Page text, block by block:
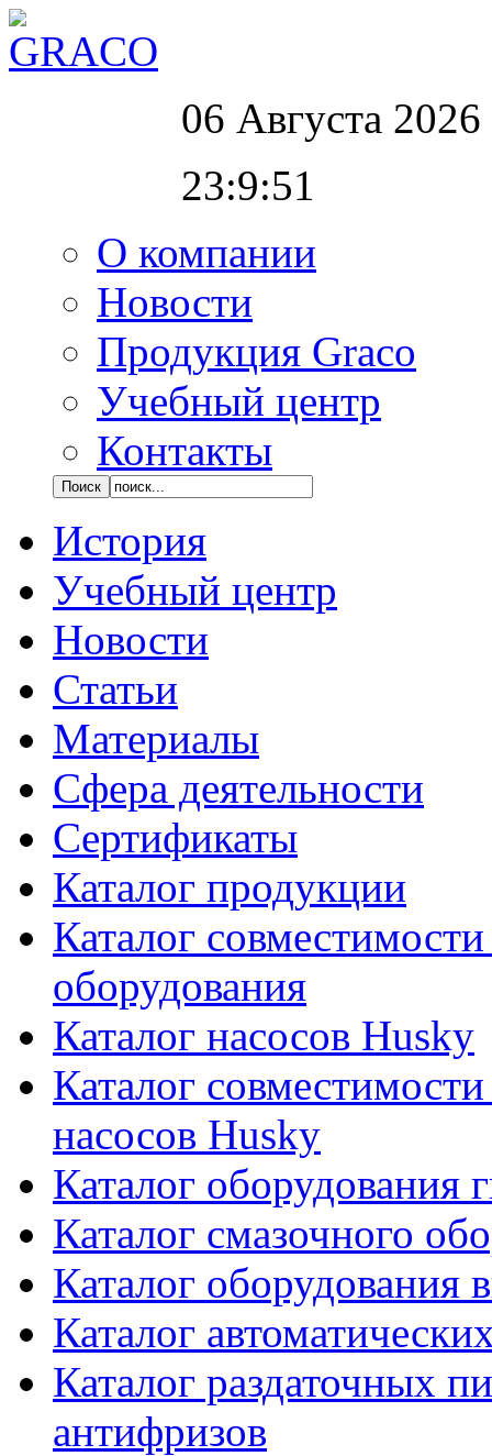
06 Августа 2026
23:9:52
О компании
Новости
Продукция Graco
Учебный центр
Контакты
История
Учебный центр
Новости
Статьи
Материалы
Сфера деятельности
Сертификаты
Каталог продукции
Каталог
оборудования
Каталог насосов Husky
Каталог
насосов Husky
Каталог оборудования
Каталог смазочного
Каталог оборудования
Каталог
Каталог раздаточных
антифризов